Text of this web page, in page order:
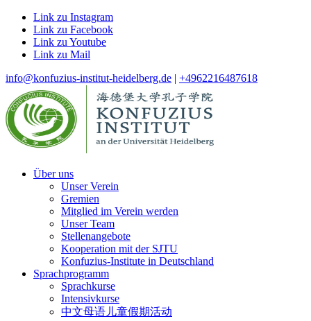
Link zu Instagram
Link zu Facebook
Link zu Youtube
Link zu Mail
info@konfuzius-institut-heidelberg.de | +4962216487618
Über uns
Unser Verein
Gremien
Mitglied im Verein werden
Unser Team
Stellenangebote
Kooperation mit der SJTU
Konfuzius-Institute in Deutschland
Sprachprogramm
Sprachkurse
Intensivkurse
中文母语儿童假期活动